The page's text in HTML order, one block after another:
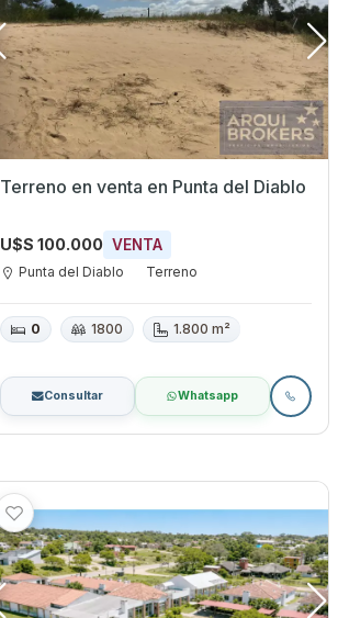
Terreno en venta en Punta del Diablo
U$S 100.000 VENTA
Punta del Diablo Terreno
0 1800 1.800 m²
Consultar Whatsapp